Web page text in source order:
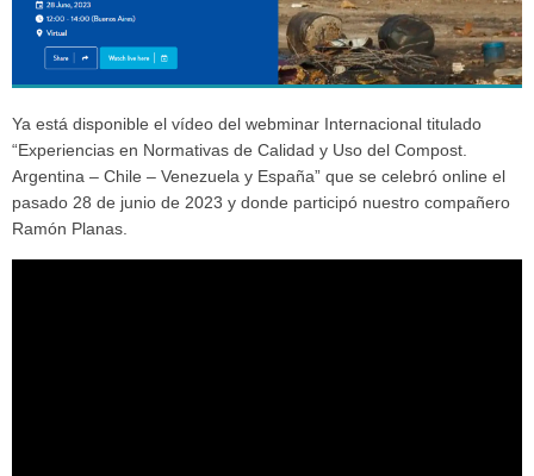
Ya está disponible el vídeo del webminar Internacional titulado
“Experiencias en Normativas de Calidad y Uso del Compost.
Argentina – Chile – Venezuela y España” que se celebró online el
pasado 28 de junio de 2023 y donde participó nuestro compañero
Ramón Planas.